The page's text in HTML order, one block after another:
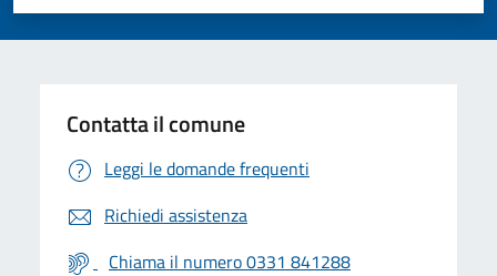
Valuta 5 stelle su 5
Valuta 4 stelle su 5
Valuta 3 stelle su 5
Valuta 2 stelle su 5
Valuta 1 stelle su 5
Contatta il comune
Leggi le domande frequenti
Richiedi assistenza
Chiama il numero 0331 841288